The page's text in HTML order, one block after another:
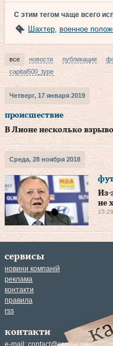
С этим тегом чаще всего
Шахтер, военное
все новости публикации
capital500_type
Четверг, 17 января 2019
происшествие
В Лионе несколько
Среда, 28 ноября 2018
Из-
не
15:29
сервисы
новини компаній
реклама
контакти
правила
rss
контакти
e-mail: contact@capital.ua